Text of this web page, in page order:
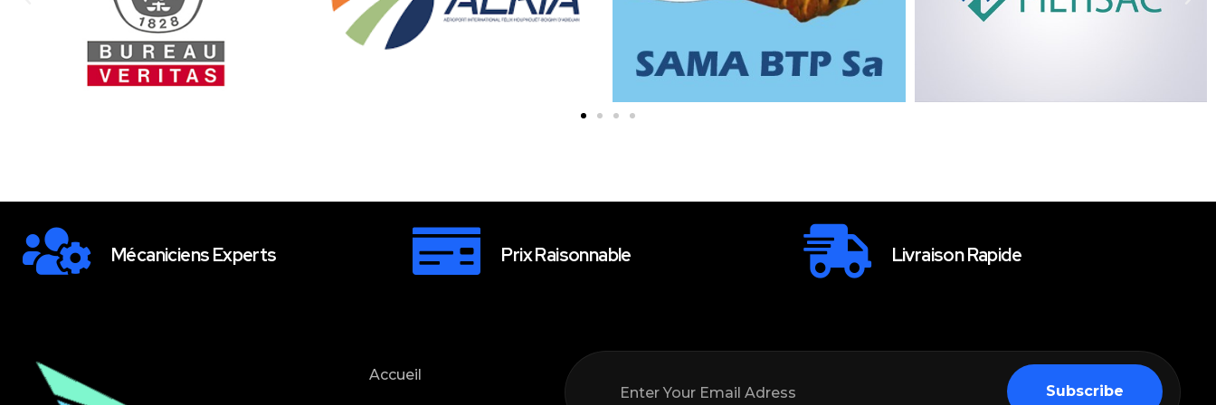
Mécaniciens Experts Prix Raisonnable Livraison Rapide
Accueil